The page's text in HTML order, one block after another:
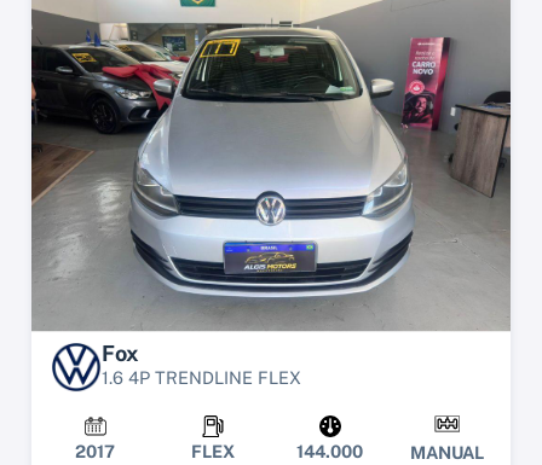
Fox
1.6 4P TRENDLINE FLEX
2017 FLEX 144.000 MANUAL